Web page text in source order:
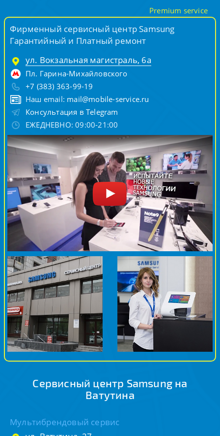
Фирменный сервисный центр Samsung
Гарантийный и Платный ремонт
ул. Вокзальная магистраль, 6а
Пл. Гарина-Михайловского
+7 (383) 363-99-19
Наш email: mail@mobile-service.ru
Консультация в Telegram
ЕЖЕДНЕВНО: 09:00-21:00
Premium service
Сервисный центр Samsung на
Ватутина
Мультибрендовый сервис